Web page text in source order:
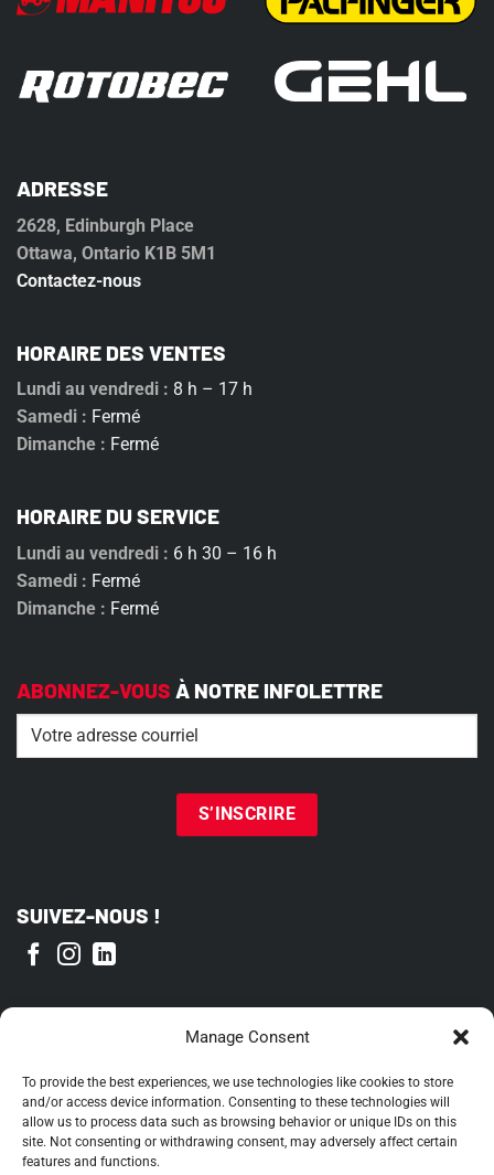
Manage Consent
To provide the best experiences, we use technologies like cookies to store
and/or access device information. Consenting to these technologies will
allow us to process data such as browsing behavior or unique IDs on this
site. Not consenting or withdrawing consent, may adversely affect certain
features and functions.
ADRESSE
2628, Edinburgh Place
Ottawa, Ontario K1B 5M1
Contactez-nous
HORAIRE DES VENTES
Lundi au vendredi : 8 h – 17 h
Samedi : Fermé
Dimanche : Fermé
HORAIRE DU SERVICE
Lundi au vendredi : 6 h 30 – 16 h
Samedi : Fermé
Dimanche : Fermé
ABONNEZ-VOUS À NOTRE INFOLETTRE
Email (Nécessaire)
SUIVEZ-NOUS !